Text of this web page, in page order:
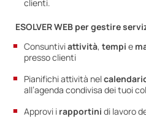
clienti.
ESOLVER WEB per gestire
Consuntiviattività, tempi e
presso clienti
Pianifichi attività nel
all’agenda condivisa dei tuoi
Approvi i rapportini di lavoro